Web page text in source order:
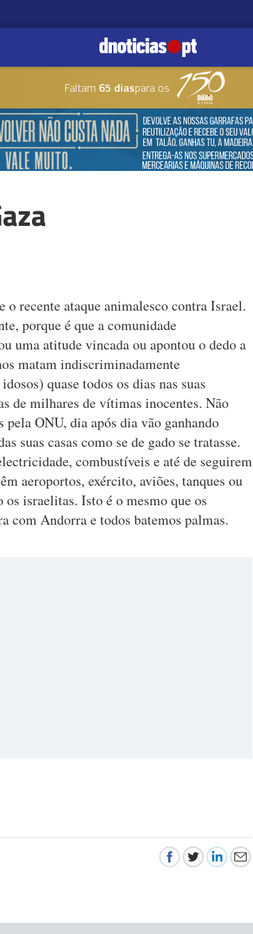
Faltam 65 diaspara os
recente ataque animalesco contra Israel.
porque é que a comunidade
uma atitude vincada ou apontou o dedo a
matam indiscriminadamente
quase todos os dias nas suas
de milhares de vítimas inocentes. Não
pela ONU, dia após dia vão ganhando
suas casas como se de gado se tratasse.
combustíveis e até de seguirem
aeroportos, exército, aviões, tanques ou
israelitas. Isto é o mesmo que os
com Andorra e todos batemos palmas.